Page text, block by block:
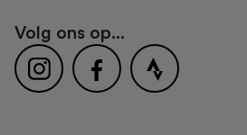
Volg ons op...